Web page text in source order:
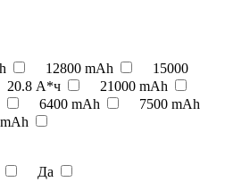
12800 mAh
15000
20.8 А*ч
21000 mAh
6400 mAh
7500 mAh
Да